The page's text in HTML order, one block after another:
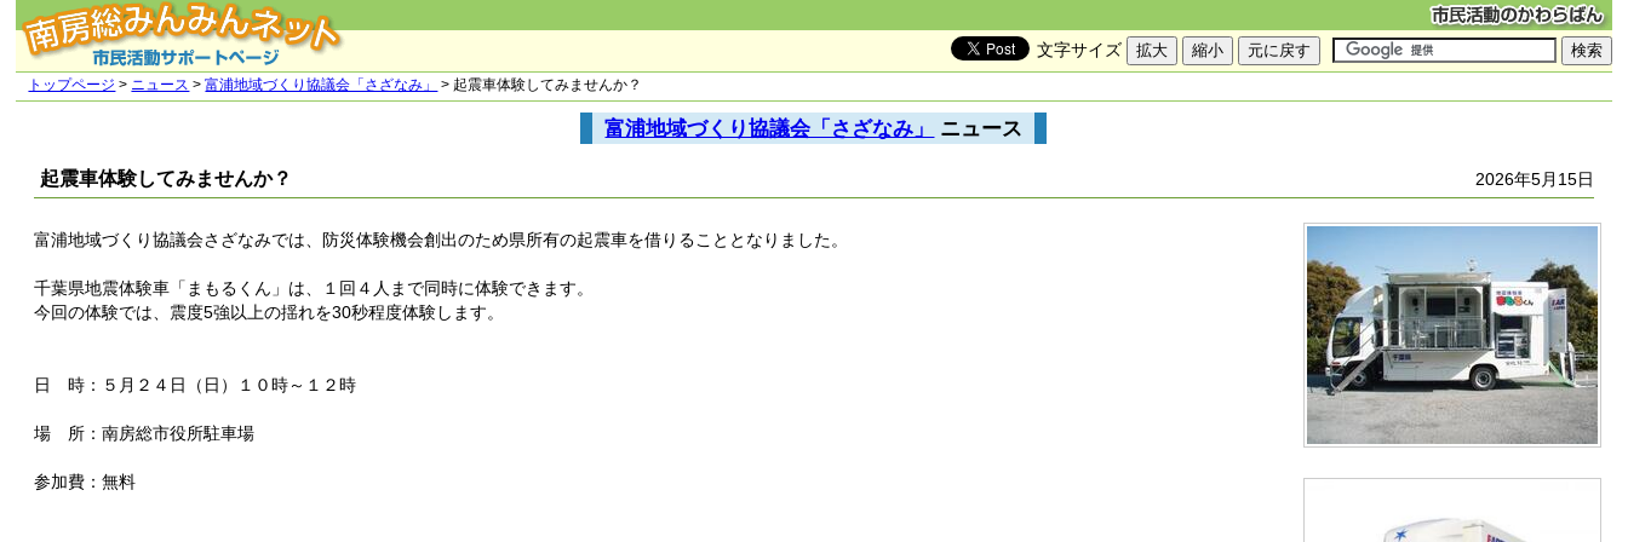
文字サイズ
トップページ > ニュース >富浦地域づくり協議会「さざなみ」 > 起震車体験してみませんか？
富浦地域づくり協議会「さざなみ」 ニュース
2026年5月15日
起震車体験してみませんか？
富浦地域づくり協議会さざなみでは、防災体験機会創出のため県所有の起震車を借りることとなりました。
千葉県地震体験車「まもるくん」は、１回４人まで同時に体験できます。
今回の体験では、震度5強以上の揺れを30秒程度体験します。
日 時：５月２４日（日）１０時～１２時
場 所：南房総市役所駐車場
参加費：無料